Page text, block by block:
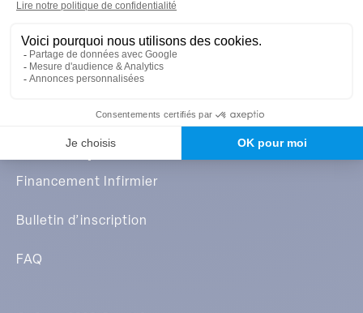
Nos formations
Financement Infirmier
Bulletin d’inscription
FAQ